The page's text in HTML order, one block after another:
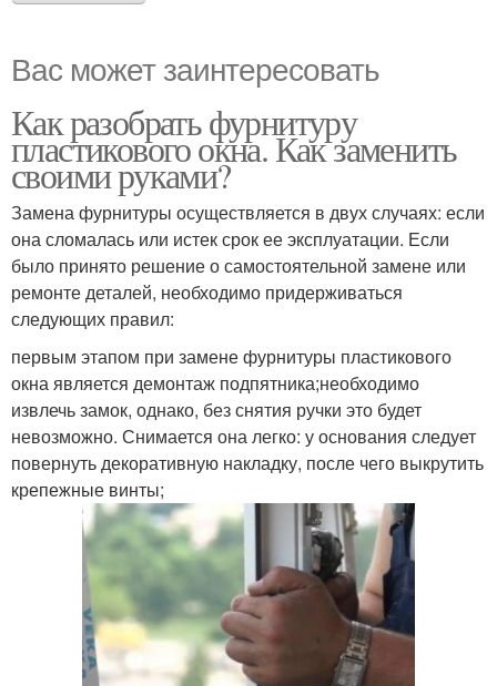
Вас может заинтересовать
Как разобрать фурнитуру
пластикового окна. Как заменить
своими руками?
Замена фурнитуры осуществляется в двух случаях: если
она сломалась или истек срок ее эксплуатации. Если
было принято решение о самостоятельной замене или
ремонте деталей, необходимо придерживаться
следующих правил:
первым этапом при замене фурнитуры пластикового
окна является демонтаж подпятника;необходимо
извлечь замок, однако, без снятия ручки это будет
невозможно. Снимается она легко: у основания следует
повернуть декоративную накладку, после чего выкрутить
крепежные винты;